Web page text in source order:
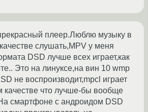
плеер.Люблю музыку в
слушать,MPV у меня
DSD лучше всех играет,как
Это на линуксе,на вин 10 wmp
не воспроизводит,mpcl играет
качестве что лучше-бы вообще
смартфоне с андроидом DSD